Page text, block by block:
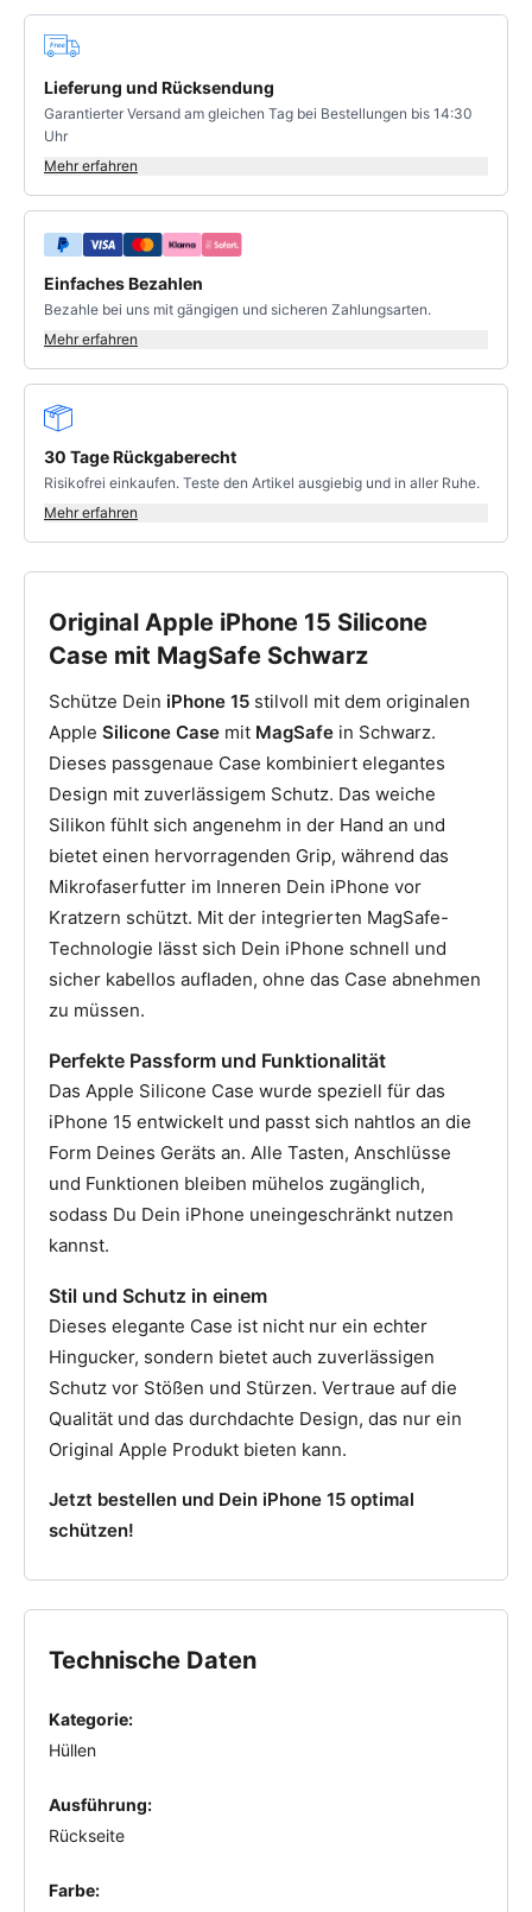
Deine Vorteile
Lieferung und Rücksendung
Garantierter Versand am gleichen Tag bei Bestellungen bis 14:30
Uhr
Mehr erfahren
Einfaches Bezahlen
Bezahle bei uns mit gängigen und sicheren Zahlungsarten.
Mehr erfahren
30 Tage Rückgaberecht
Risikofrei einkaufen. Teste den Artikel ausgiebig und in aller Ruhe.
Mehr erfahren
Original Apple iPhone 15 Silicone
Case mit MagSafe Schwarz
Schütze Dein iPhone 15 stilvoll mit dem originalen
Apple Silicone Case mit MagSafe in Schwarz.
Dieses passgenaue Case kombiniert elegantes
Design mit zuverlässigem Schutz. Das weiche
Silikon fühlt sich angenehm in der Hand an und
bietet einen hervorragenden Grip, während das
Mikrofaserfutter im Inneren Dein iPhone vor
Kratzern schützt. Mit der integrierten MagSafe-
Technologie lässt sich Dein iPhone schnell und
sicher kabellos aufladen, ohne das Case abnehmen
zu müssen.
Perfekte Passform und Funktionalität
Das Apple Silicone Case wurde speziell für das
iPhone 15 entwickelt und passt sich nahtlos an die
Form Deines Geräts an. Alle Tasten, Anschlüsse
und Funktionen bleiben mühelos zugänglich,
sodass Du Dein iPhone uneingeschränkt nutzen
kannst.
Stil und Schutz in einem
Dieses elegante Case ist nicht nur ein echter
Hingucker, sondern bietet auch zuverlässigen
Schutz vor Stößen und Stürzen. Vertraue auf die
Qualität und das durchdachte Design, das nur ein
Original Apple Produkt bieten kann.
Jetzt bestellen und Dein iPhone 15 optimal
schützen!
Technische Daten
Kategorie:
Hüllen
Ausführung:
Rückseite
Farbe: